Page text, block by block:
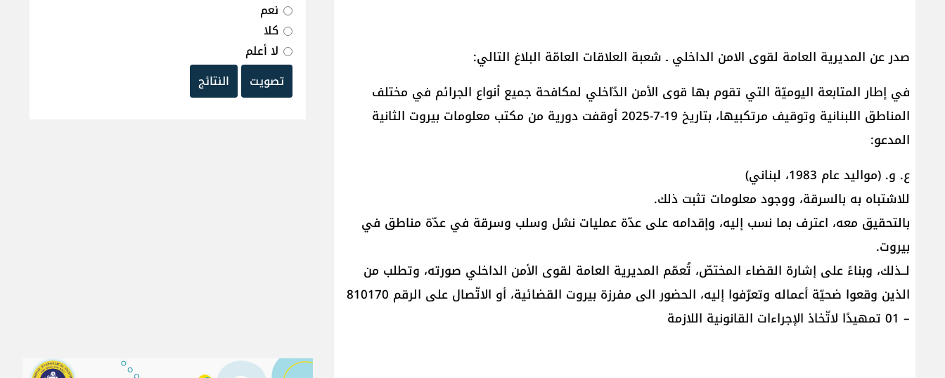
صدر عن المديرية العامة لقوى الامن الداخلي ـ شعبة العلاقات العامّة البلاغ التالي:
في إطار المتابعة اليوميّة التي تقوم بها قوى الأمن الدّاخلي لمكافحة جميع أنواع الجرائم في مختلف
المناطق اللبنانية وتوقيف مرتكبيها، بتاريخ 19-7-2025 أوقفت دورية من مكتب معلومات بيروت الثانية
المدعو:
ع. و. (مواليد عام 1983، لبناني)
للاشتباه به بالسرقة، ووجود معلومات تثبت ذلك.
بالتحقيق معه، اعترف بما نسب إليه، وإقدامه على عدّة عمليات نشل وسلب وسرقة في عدّة مناطق في
بيروت.
لــذلك، وبناءً على إشارة القضاء المختصّ، تُعمّم المديرية العامة لقوى الأمن الداخلي صورته، وتطلب من
الذين وقعوا ضحيّة أعماله وتعرّفوا إليه، الحضور الى مفرزة بيروت القضائية، أو الاتّصال على الرقم 810170
– 01 تمهيدًا لاتّخاذ الإجراءات القانونية اللازمة
نعم
كلا
لا أعلم
تصويت
النتائج